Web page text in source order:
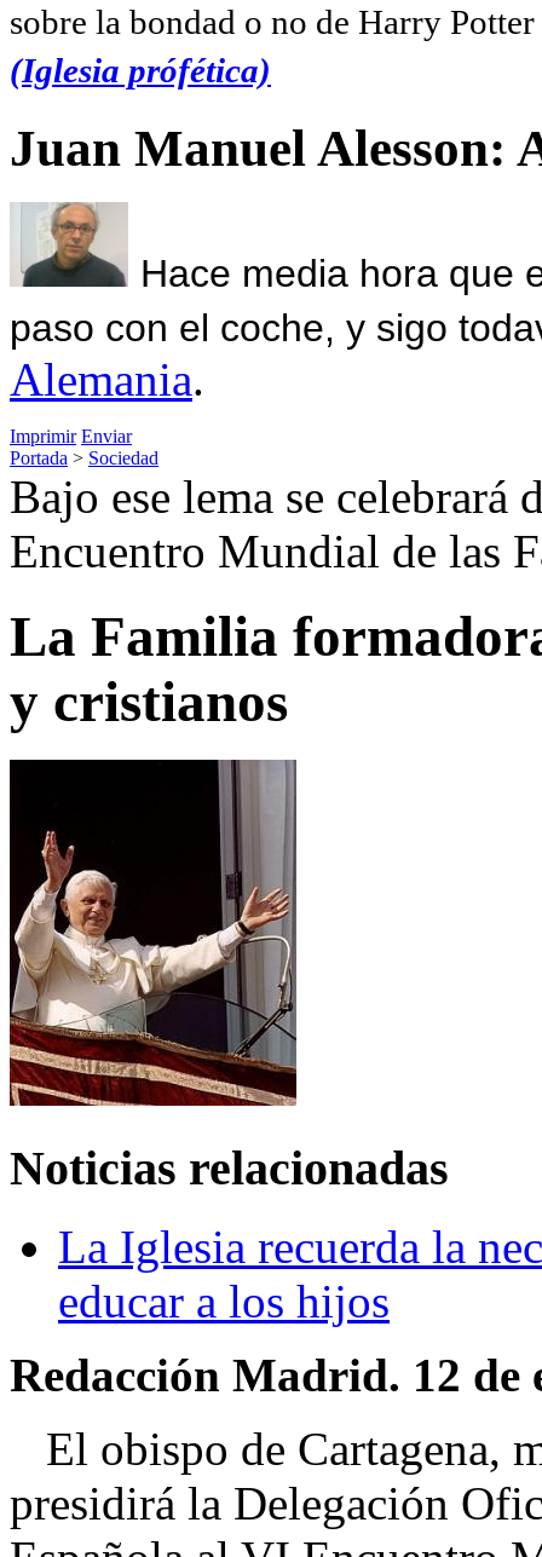
sobre la bondad o no de Harry
(Iglesia prófética)
Juan Manuel Alesson:
Hace media hora que
paso con el coche, y sigo
Alemania.
Imprimir Enviar
Portada > Sociedad
Bajo ese lema se
Encuentro Mundial de las
La Familia
y cristianos
Noticias relacionadas
La Iglesia recuerda la
educar a los hijos
Redacción Madrid. 12 de
El obispo de Cartagena,
presidirá la Delegación